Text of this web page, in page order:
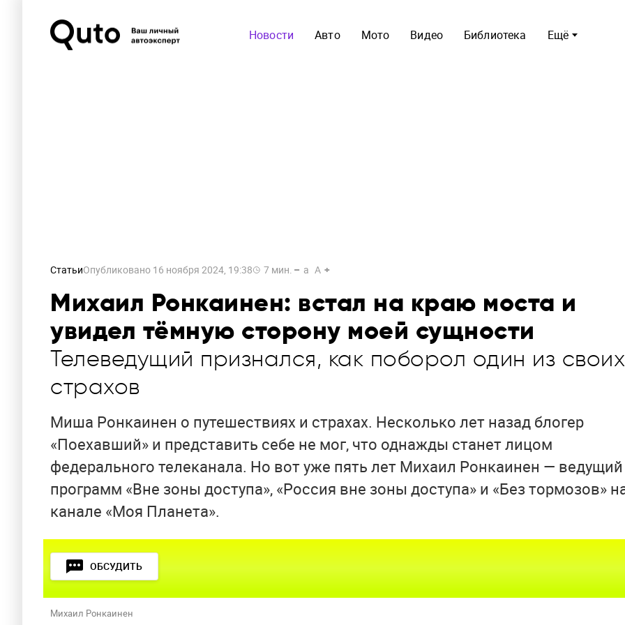
Ещё
Новости Авто Мото Видео Библиотека
СтатьиОпубликовано 16 ноября 2024, 19:38 7 мин. a A
Михаил Ронкаинен: встал на краю моста и
увидел тёмную сторону моей сущности
Телеведущий признался, как поборол один из своих
страхов
Миша Ронкаинен о путешествиях и страхах. Несколько лет назад блогер
«Поехавший» и представить себе не мог, что однажды станет лицом
федерального телеканала. Но вот уже пять лет Михаил Ронкаинен — ведущий
программ «Вне зоны доступа», «Россия вне зоны доступа» и «Без тормозов»
канале «Моя Планета».
ОБСУДИТЬ
Михаил Ронкаинен